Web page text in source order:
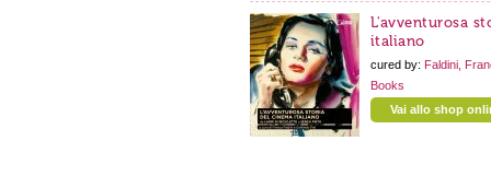
L'avventurosa
italiano
cured by: Faldini,
Books
Vai allo shop